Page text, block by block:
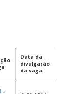
Data da
divulgação
da vaga
–